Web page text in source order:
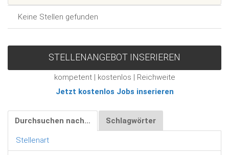
Keine Stellen gefunden
STELLENANGEBOT INSERIEREN
kompetent | kostenlos | Reichweite
Jetzt kostenlos Jobs inserieren
Durchsuchen nach… Schlagwörter
Stellenart